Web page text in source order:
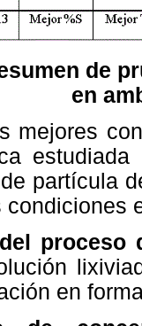
de
en
mejores
partícula
condiciones
en